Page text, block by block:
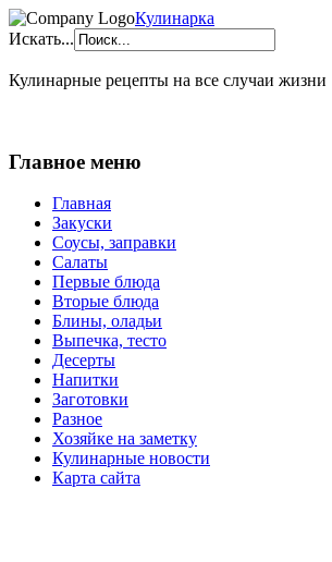
Кулинарка
Искать...
Кулинарные рецепты на все случаи жизни
Главное меню
Главная
Закуски
Соусы, заправки
Салаты
Первые блюда
Вторые блюда
Блины, оладьи
Выпечка, тесто
Десерты
Напитки
Заготовки
Разное
Хозяйке на заметку
Кулинарные новости
Карта сайта